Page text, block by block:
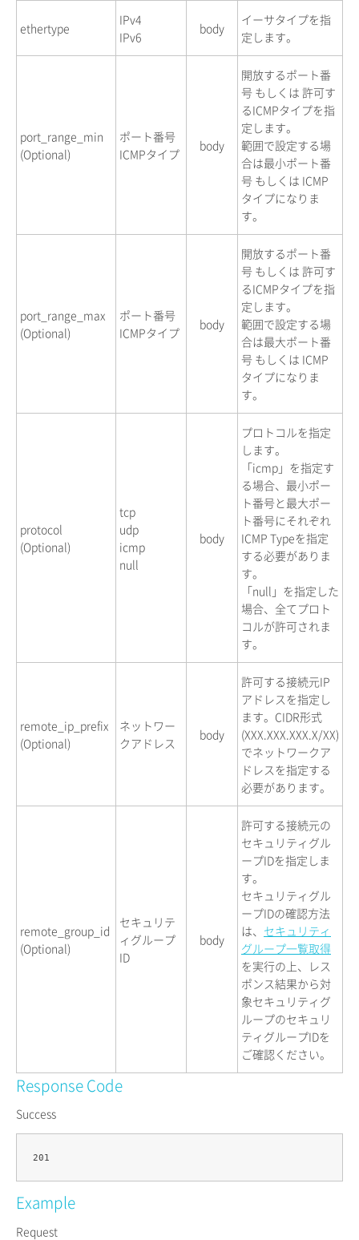
ethertype
IPv4
IPv6
body
イーサタイプを指
定します。
port_range_min
(Optional)
ポート番号
ICMPタイプ
body
開放するポート番
号 もしくは 許可す
るICMPタイプを指
定します。
範囲で設定する場
合は最小ポート番
号 もしくは ICMP
タイプになりま
す。
port_range_max
(Optional)
ポート番号
ICMPタイプ
body
開放するポート番
号 もしくは 許可す
るICMPタイプを指
定します。
範囲で設定する場
合は最大ポート番
号 もしくは ICMP
タイプになりま
す。
protocol
(Optional)
tcp
udp
icmp
null
body
プロトコルを指定
します。
「icmp」を指定す
る場合、最小ポー
ト番号と最大ポー
ト番号にそれぞれ
ICMP Typeを指定
する必要がありま
す。
「null」を指定した
場合、全てプロト
コルが許可されま
す。
remote_ip_prefix
(Optional)
ネットワー
クアドレス
body
許可する接続元IP
アドレスを指定し
ます。CIDR形式
(XXX.XXX.XXX.X/XX)
でネットワークア
ドレスを指定する
必要があります。
remote_group_id
(Optional)
セキュリテ
ィグループ
ID
body
許可する接続元の
セキュリティグル
ープIDを指定しま
す。
セキュリティグル
ープIDの確認方法
は、 セキュリティ
グループ一覧取得
を実行の上、レス
ポンス結果から対
象セキュリティグ
ループのセキュリ
ティグループIDを
ご確認ください。
Response Code
Success
Example
Request